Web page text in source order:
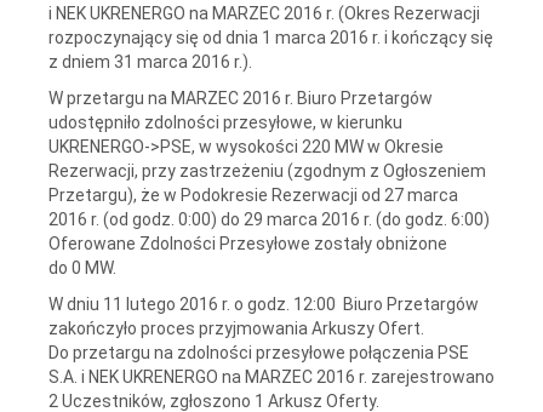
i NEK UKRENERGO na MARZEC 2016 r. (Okres Rezerwacji
rozpoczynający się od dnia 1 marca 2016 r. i kończący się
z dniem 31 marca 2016 r.).
W przetargu na MARZEC 2016 r. Biuro Przetargów
udostępniło zdolności przesyłowe, w kierunku
UKRENERGO->PSE, w wysokości 220 MW w Okresie
Rezerwacji, przy zastrzeżeniu (zgodnym z Ogłoszeniem
Przetargu), że w Podokresie Rezerwacji od 27 marca
2016 r. (od godz. 0:00) do 29 marca 2016 r. (do godz. 6:00)
Oferowane Zdolności Przesyłowe zostały obniżone
do 0 MW.
W dniu 11 lutego 2016 r. o godz. 12:00 Biuro Przetargów
zakończyło proces przyjmowania Arkuszy Ofert.
Do przetargu na zdolności przesyłowe połączenia PSE
S.A. i NEK UKRENERGO na MARZEC 2016 r. zarejestrowano
2 Uczestników, zgłoszono 1 Arkusz Oferty.